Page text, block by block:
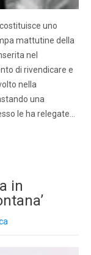
uno
mattutine della
nel
di rivendicare e
nella
una
le ha relegate…
in